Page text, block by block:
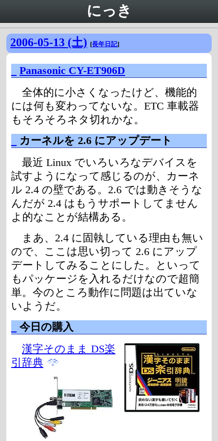
にっき
2006-05-13 (土) [長年日記]
Panasonic CY-ET906D
全体的に小さくなったけど、機能的
には何も変わってないな。ETC 車載器
もそろそろネタ切れかな。
カーネルを 2.6 にアップデート
最近 Linux でいろいろなデバイスを
試すようになって感じるのが、カーネ
ル 2.4 の壁である。2.6 では動きそうな
んだが 2.4 はもうサポートしてません
よ的なことが結構ある。
まあ、2.4 に固執している理由も無い
ので、ここは思い切って 2.6 にアップ
デートしてみることにした。といって
もパッケージを入れるだけなので超簡
単。今のところ動作に問題は出ていな
いようだ。
今日の購入
漢字そのまま DS楽
引辞典